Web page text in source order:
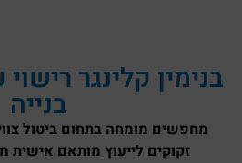
בנימין קלינגר
בנייה
מחפשים מומחה בתחום ביטול
זקוקים לייעוץ מותאם אישית